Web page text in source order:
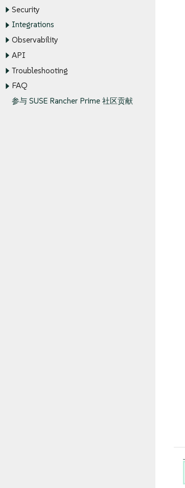
Security
Integrations
Observability
API
Troubleshooting
FAQ
参与 SUSE Rancher Prime 社区贡献